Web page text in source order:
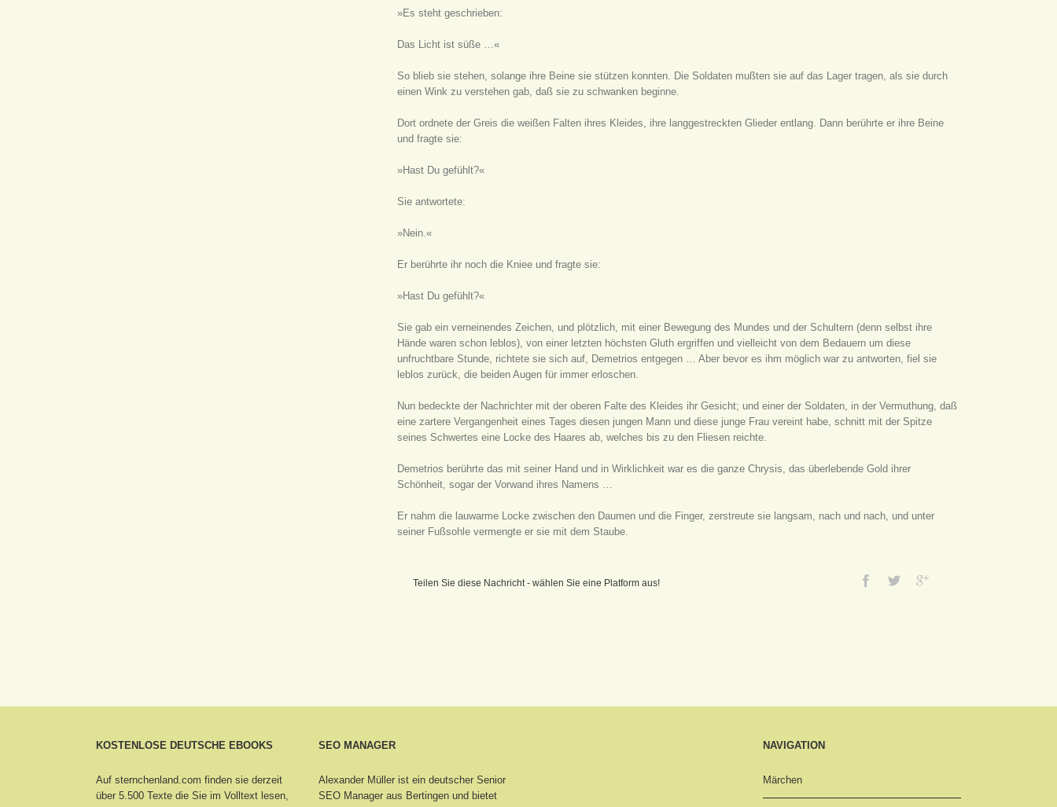
»Es steht geschrieben:
Das Licht ist süße …«
So blieb sie stehen, solange ihre Beine sie stützen konnten. Die Soldaten mußten sie auf das Lager tragen, als sie durch
einen Wink zu verstehen gab, daß sie zu schwanken beginne.
Dort ordnete der Greis die weißen Falten ihres Kleides, ihre langgestreckten Glieder entlang. Dann berührte er ihre Beine
und fragte sie:
»Hast Du gefühlt?«
Sie antwortete:
»Nein.«
Er berührte ihr noch die Kniee und fragte sie:
»Hast Du gefühlt?«
Sie gab ein verneinendes Zeichen, und plötzlich, mit einer Bewegung des Mundes und der Schultern (denn selbst ihre
Hände waren schon leblos), von einer letzten höchsten Gluth ergriffen und vielleicht von dem Bedauern um diese
unfruchtbare Stunde, richtete sie sich auf, Demetrios entgegen … Aber bevor es ihm möglich war zu antworten, fiel sie
leblos zurück, die beiden Augen für immer erloschen.
Nun bedeckte der Nachrichter mit der oberen Falte des Kleides ihr Gesicht; und einer der Soldaten, in der Vermuthung, daß
eine zartere Vergangenheit eines Tages diesen jungen Mann und diese junge Frau vereint habe, schnitt mit der Spitze
seines Schwertes eine Locke des Haares ab, welches bis zu den Fliesen reichte.
Demetrios berührte das mit seiner Hand und in Wirklichkeit war es die ganze Chrysis, das überlebende Gold ihrer
Schönheit, sogar der Vorwand ihres Namens …
Er nahm die lauwarme Locke zwischen den Daumen und die Finger, zerstreute sie langsam, nach und nach, und unter
seiner Fußsohle vermengte er sie mit dem Staube.
Teilen Sie diese Nachricht - wählen Sie eine Platform aus!
KOSTENLOSE DEUTSCHE EBOOKS
Auf sternchenland.com finden sie derzeit
über 5.500 Texte die Sie im Volltext lesen,
SEO MANAGER
Alexander Müller ist ein deutscher Senior
SEO Manager aus Bertingenund bietet
NAVIGATION
Märchen